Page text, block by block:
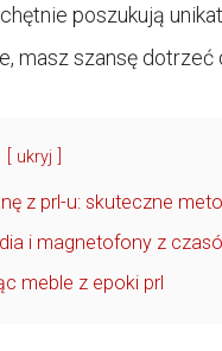
poszukują
masz szansę
ukryj
z prl-u: skuteczne
i magnetofony z
meble z epoki prl